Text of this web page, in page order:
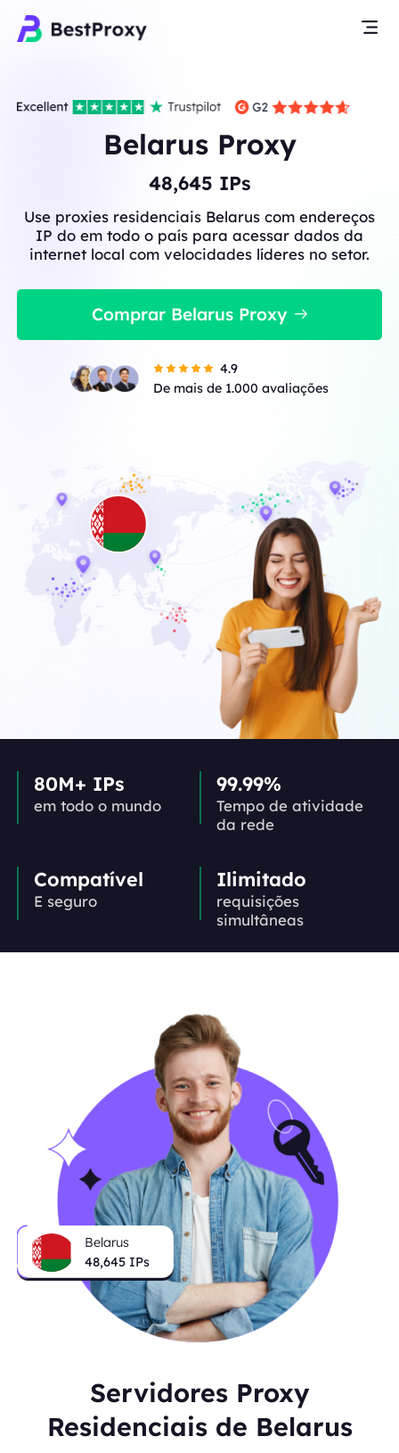
Belarus Proxy
48,645 IPs
Use proxies residenciais Belarus com endereços
IP do em todo o país para acessar dados da
internet local com velocidades líderes no setor.
Comprar Belarus Proxy
4.9
De mais de 1.000 avaliações
80M+ IPs
em todo o mundo
99.99%
Tempo de atividade
da rede
Compatível
E seguro
Ilimitado
requisições
simultâneas
Belarus
48,645 IPs
Servidores Proxy
Residenciais de Belarus